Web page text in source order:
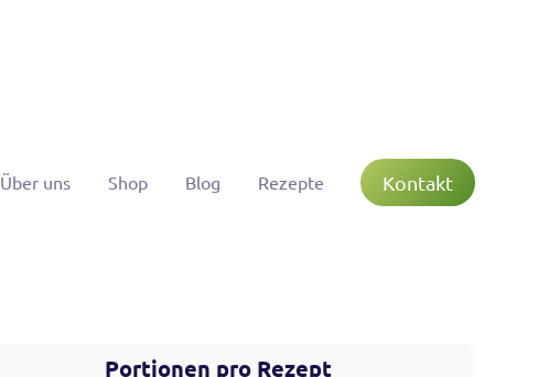
Über uns Shop Blog Rezepte Kontakt
Portionen pro Rezept